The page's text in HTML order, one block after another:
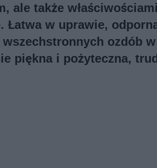
ale także
Łatwa w uprawie,
ozdób
piękna i pożyteczna,